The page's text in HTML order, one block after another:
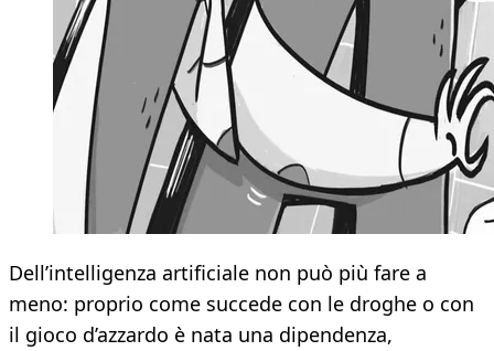
Dell’intelligenza artificiale non può più fare a
meno: proprio come succede con le droghe o con
il gioco d’azzardo è nata una dipendenza,